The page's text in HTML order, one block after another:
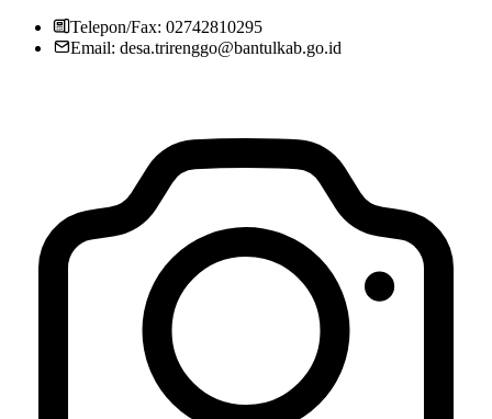
Telepon/Fax: 02742810295
Email: desa.trirenggo@bantulkab.go.id